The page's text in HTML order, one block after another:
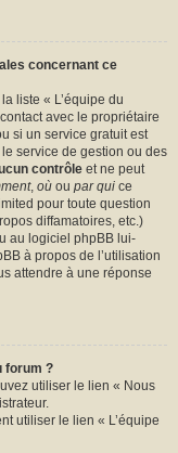
concernant ce
liste « L’équipe du
avec le propriétaire
si un service gratuit est
service de gestion ou des
contrôle et ne peut
, où ou par qui ce
pour toute question
diffamatoires, etc.)
au logiciel phpBB lui-
à propos de l’utilisation
attendre à une réponse
forum ?
utiliser le lien « Nous
utiliser le lien « L’équipe